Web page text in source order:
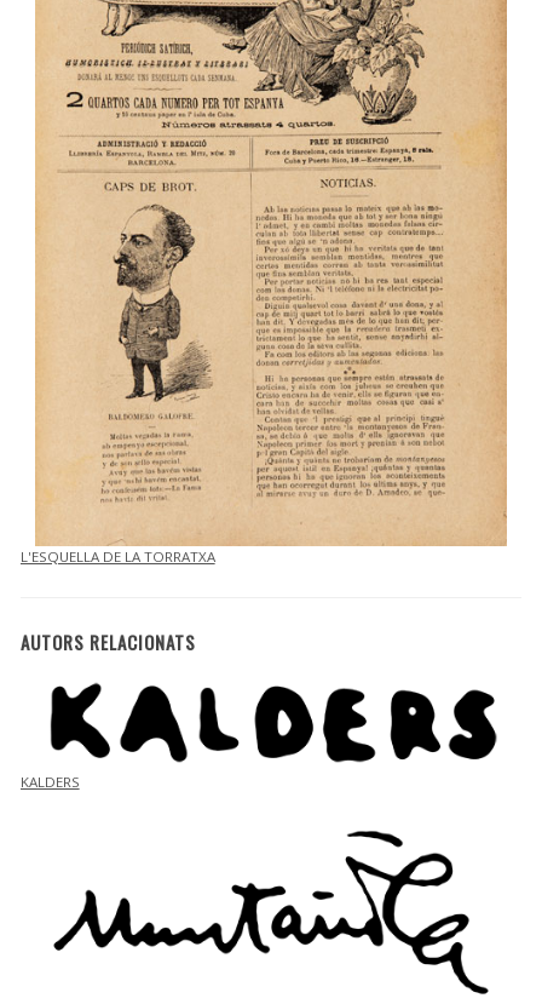
L'ESQUELLA DE LA TORRATXA
AUTORS RELACIONATS
KALDERS